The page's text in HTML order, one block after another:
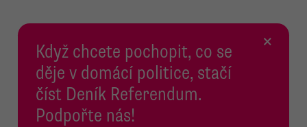
Když chcete pochopit, co se
děje v domácí politice, stačí
číst Deník Referendum.
Podpořte nás!
×